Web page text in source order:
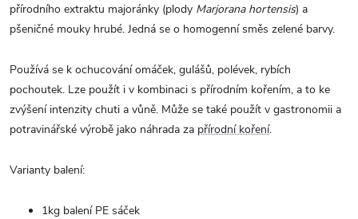
přírodního extraktu majoránky (plody Marjorana hortensis) a
pšeničné mouky hrubé. Jedná se o homogenní směs zelené barvy.
Používá se k ochucování omáček, gulášů, polévek, rybích
pochoutek. Lze použít i v kombinaci s přírodním kořením, a to ke
zvýšení intenzity chuti a vůně. Může se také použít v gastronomii a
potravinářské výrobě jako náhrada za přírodní koření.
Varianty balení:
1kg balení PE sáček